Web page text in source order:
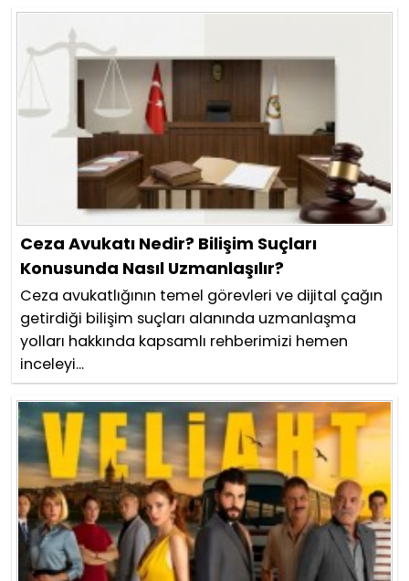
Ceza Avukatı Nedir? Bilişim Suçları
Konusunda Nasıl Uzmanlaşılır?
Ceza avukatlığının temel görevleri ve dijital çağın
getirdiği bilişim suçları alanında uzmanlaşma
yolları hakkında kapsamlı rehberimizi hemen
inceleyi...